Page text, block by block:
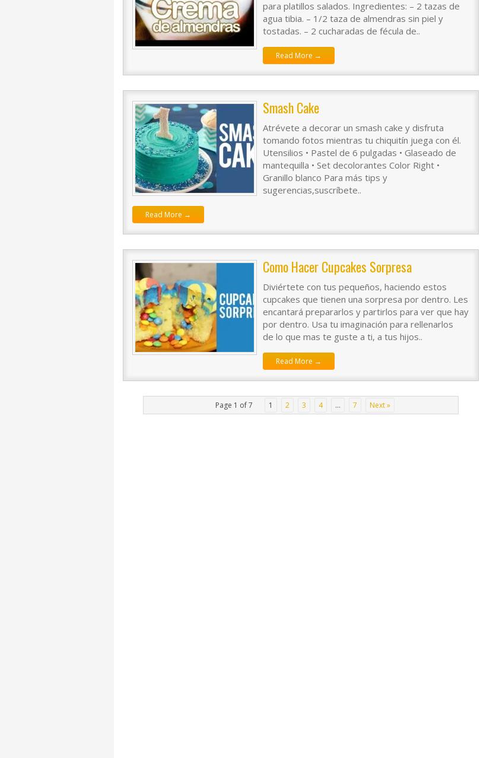
para platillos salados. Ingredientes: – 2 tazas de
agua tibia. – 1/2 taza de almendras sin piel y
tostadas. – 2 cucharadas de fécula de..
Read More →
Smash Cake
Atrévete a decorar un smash cake y disfruta
tomando fotos mientras tu chiquitín juega con él.
Utensilios • Pastel de 6 pulgadas • Glaseado de
mantequilla • Set decolorantes Color Right •
Granillo blanco Para más tips y
sugerencias,suscríbete..
Read More →
Como Hacer Cupcakes Sorpresa
Diviértete con tus pequeños, haciendo estos
cupcakes que tienen una sorpresa por dentro. Les
encantará prepararlos y partirlos para ver que hay
por dentro. Usa tu imaginación para rellenarlos
de lo que mas te guste a ti, a tus hijos..
Read More →
Page 1 of 7 1 2 3 4 … 7 Next »